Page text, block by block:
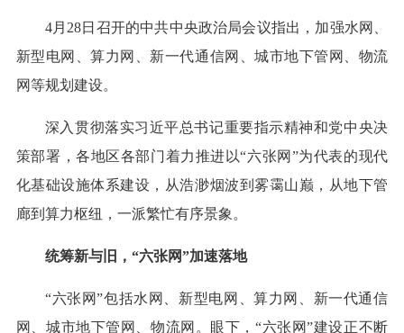
4月28日召开的中共中央政治局会议指出，加强水网、
新型电网、算力网、新一代通信网、城市地下管网、物流
网等规划建设。
深入贯彻落实习近平总书记重要指示精神和党中央决
策部署，各地区各部门着力推进以“六张网”为代表的现代
化基础设施体系建设，从浩渺烟波到雾霭山巅，从地下管
廊到算力枢纽，一派繁忙有序景象。
统筹新与旧，“六张网”加速落地
“六张网”包括水网、新型电网、算力网、新一代通信
网、城市地下管网、物流网。眼下，“六张网”建设正不断